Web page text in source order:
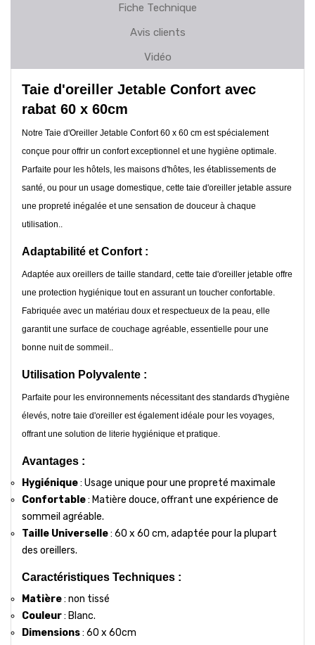
Fiche Technique
Avis clients
Vidéo
Taie d'oreiller Jetable Confort avec
rabat 60 x 60cm
Notre Taie d'Oreiller Jetable Confort 60 x 60 cm est spécialement
conçue pour offrir un confort exceptionnel et une hygiène optimale.
Parfaite pour les hôtels, les maisons d'hôtes, les établissements de
santé, ou pour un usage domestique, cette taie d'oreiller jetable assure
une propreté inégalée et une sensation de douceur à chaque
utilisation..
Adaptabilité et Confort :
Adaptée aux oreillers de taille standard, cette taie d'oreiller jetable offre
une protection hygiénique tout en assurant un toucher confortable.
Fabriquée avec un matériau doux et respectueux de la peau, elle
garantit une surface de couchage agréable, essentielle pour une
bonne nuit de sommeil..
Utilisation Polyvalente :
Parfaite pour les environnements nécessitant des standards d'hygiène
élevés, notre taie d'oreiller est également idéale pour les voyages,
offrant une solution de literie hygiénique et pratique.
Avantages :
Hygiénique: Usage unique pour une propreté maximale
Confortable: Matière douce, offrant une expérience de
sommeil agréable.
Taille Universelle: 60 x 60 cm, adaptée pour la plupart
des oreillers.
Caractéristiques Techniques :
Matière: non tissé
Couleur: Blanc.
Dimensions: 60 x 60cm